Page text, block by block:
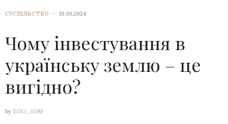
СУСПІЛЬСТВО 19.01.2024
Чому інвестування в
українську землю – це
вигідно?
by EGO_ADM